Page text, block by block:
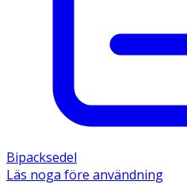
Bipacksedel
Läs noga före användning